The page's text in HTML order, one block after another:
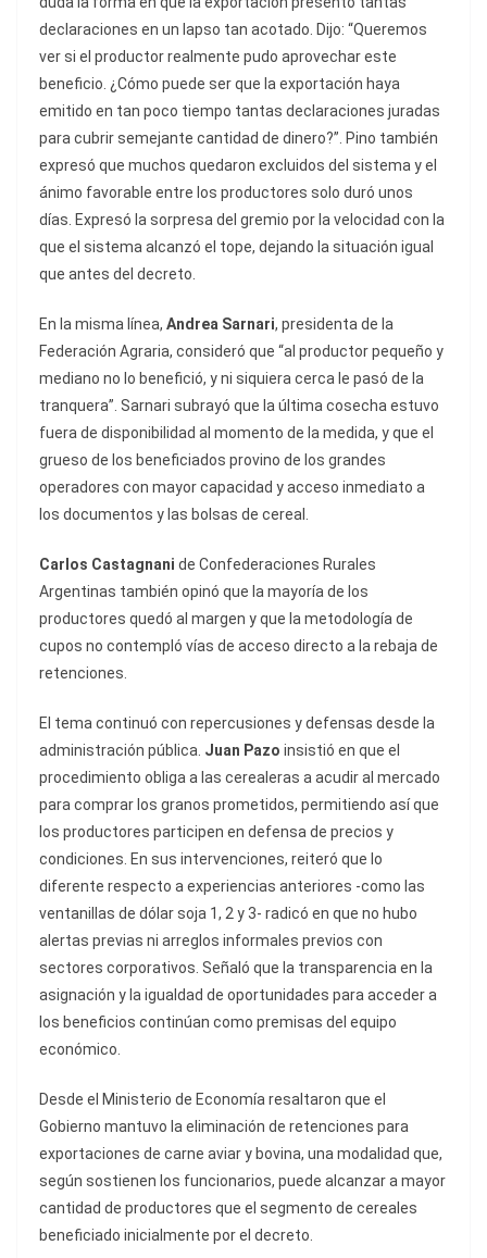
declaraciones en un lapso tan acotado. Dijo: “Queremos
ver si el productor realmente pudo aprovechar este
beneficio. ¿Cómo puede ser que la exportación haya
emitido en tan poco tiempo tantas declaraciones juradas
para cubrir semejante cantidad de dinero?”. Pino también
expresó que muchos quedaron excluidos del sistema y el
ánimo favorable entre los productores solo duró unos
días. Expresó la sorpresa del gremio por la velocidad con la
que el sistema alcanzó el tope, dejando la situación igual
que antes del decreto.
En la misma línea, Andrea Sarnari, presidenta de la
Federación Agraria, consideró que “al productor pequeño y
mediano no lo benefició, y ni siquiera cerca le pasó de la
tranquera”. Sarnari subrayó que la última cosecha estuvo
fuera de disponibilidad al momento de la medida, y que el
grueso de los beneficiados provino de los grandes
operadores con mayor capacidad y acceso inmediato a
los documentos y las bolsas de cereal.
Carlos Castagnani de Confederaciones Rurales
Argentinas también opinó que la mayoría de los
productores quedó al margen y que la metodología de
cupos no contempló vías de acceso directo a la rebaja de
retenciones.
El tema continuó con repercusiones y defensas desde la
administración pública. Juan Pazo insistió en que el
procedimiento obliga a las cerealeras a acudir al mercado
para comprar los granos prometidos, permitiendo así que
los productores participen en defensa de precios y
condiciones. En sus intervenciones, reiteró que lo
diferente respecto a experiencias anteriores -como las
ventanillas de dólar soja 1, 2 y 3- radicó en que no hubo
alertas previas ni arreglos informales previos con
sectores corporativos. Señaló que la transparencia en la
asignación y la igualdad de oportunidades para acceder a
los beneficios continúan como premisas del equipo
económico.
Desde el Ministerio de Economía resaltaron que el
Gobierno mantuvo la eliminación de retenciones para
exportaciones de carne aviar y bovina, una modalidad que,
según sostienen los funcionarios, puede alcanzar a mayor
cantidad de productores que el segmento de cereales
beneficiado inicialmente por el decreto.